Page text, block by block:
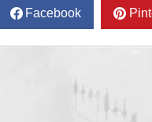
Facebook